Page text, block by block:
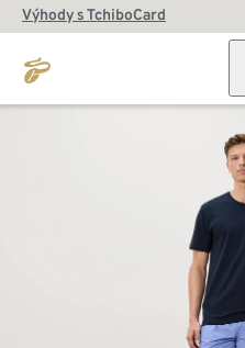
Výhody s TchiboCard